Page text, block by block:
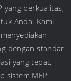
yang berkualitas,
Anda. Kami
dengan standar
yang tepat,
sistem MEP